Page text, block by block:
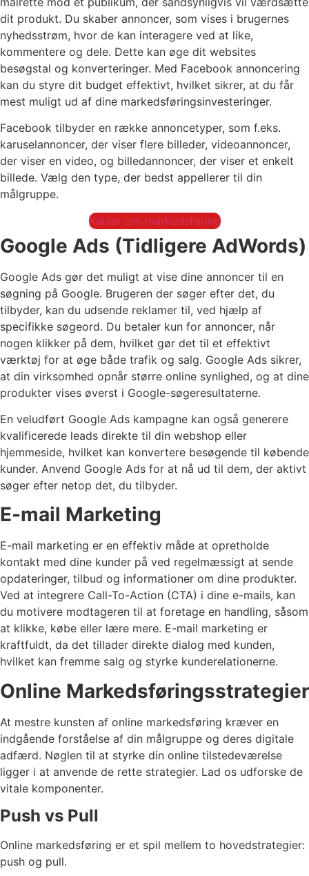
dit produkt. Du skaber annoncer, som vises i brugernes
nyhedsstrøm, hvor de kan interagere ved at like,
kommentere og dele. Dette kan øge dit websites
besøgstal og konverteringer. Med Facebook annoncering
kan du styre dit budget effektivt, hvilket sikrer, at du får
mest muligt ud af dine markedsføringsinvesteringer.
Facebook tilbyder en række annoncetyper, som f.eks.
karuselannoncer, der viser flere billeder, videoannoncer,
der viser en video, og billedannoncer, der viser et enkelt
billede. Vælg den type, der bedst appellerer til din
målgruppe.
Kurser om markedsføring
Google Ads (Tidligere AdWords)
Google Ads gør det muligt at vise dine annoncer til en
søgning på Google. Brugeren der søger efter det, du
tilbyder, kan du udsende reklamer til, ved hjælp af
specifikke søgeord. Du betaler kun for annoncer, når
nogen klikker på dem, hvilket gør det til et effektivt
værktøj for at øge både trafik og salg. Google Ads sikrer,
at din virksomhed opnår større online synlighed, og at dine
produkter vises øverst i Google-søgeresultaterne.
En veludført Google Ads kampagne kan også generere
kvalificerede leads direkte til din webshop eller
hjemmeside, hvilket kan konvertere besøgende til købende
kunder. Anvend Google Ads for at nå ud til dem, der aktivt
søger efter netop det, du tilbyder.
E-mail Marketing
E-mail marketing er en effektiv måde at opretholde
kontakt med dine kunder på ved regelmæssigt at sende
opdateringer, tilbud og informationer om dine produkter.
Ved at integrere Call-To-Action (CTA) i dine e-mails, kan
du motivere modtageren til at foretage en handling, såsom
at klikke, købe eller lære mere. E-mail marketing er
kraftfuldt, da det tillader direkte dialog med kunden,
hvilket kan fremme salg og styrke kunderelationerne.
Online Markedsføringsstrategier
At mestre kunsten af online markedsføring kræver en
indgående forståelse af din målgruppe og deres digitale
adfærd. Nøglen til at styrke din online tilstedeværelse
ligger i at anvende de rette strategier. Lad os udforske de
vitale komponenter.
Push vs Pull
Online markedsføring er et spil mellem to hovedstrategier:
push og pull.